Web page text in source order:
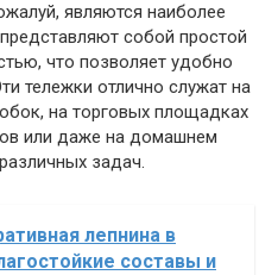
являются наиболее
собой простой
что позволяет удобно
тележки отлично служат на
на торговых площадках
или даже на домашнем
задач.
лепнина в
составы и